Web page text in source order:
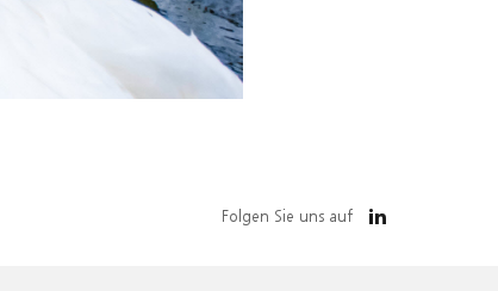
Folgen Sie uns auf